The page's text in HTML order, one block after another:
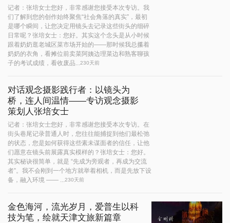
记者：张培女士您好，非常感谢您接受本次专访。我
们了解到您的创作始终聚焦“社会角落的真实”，最初
是哪个瞬间，让您决定用镜头去记录这些街头的细碎
日常呢？张培女士：您好。其实这个念头是从小时候
跟着奶奶逛老城区菜市场开始的——那时候我总攥着
奶奶的衣角，看摊位前卖菜阿姨边理菜边和熟客聊孩
子的考试成绩，看收废品...
230天前
对话观念摄影践行者：以镜头为
桥，连人间温情——专访观念摄影
策划人张培女士
记者：张培女士您好，非常感谢您接受本次专访。在
街头巷尾记录普通人时，您往往能捕捉到他们最松弛
的状态，您是如何获得这些素未谋面者的信任，让他
们愿意在镜头前展露真实模样的？张培女士：您好。
其实秘诀很简单，就是 “先成为旁观者，再成为交流
者”。我不会刚到一个地方就举着相机，而是先放下设
备，融入环境 —— ...
230天前
金色海河，流光岁月，爱普生以科
技为笔，绘就天津文旅新篇章